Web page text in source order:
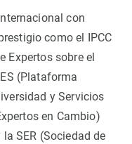
con
como el IPCC
Expertos sobre el
(Plataforma
y Servicios
en Cambio)
SER (Sociedad de